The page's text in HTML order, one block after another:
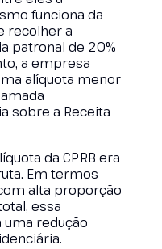
funciona da
recolher a
patronal de 20%
a empresa
alíquota menor
sobre a Receita
da CPRB era
Em termos
alta proporção
essa
redução